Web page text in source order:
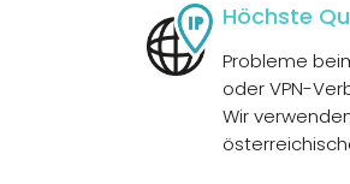
Höchste
Probleme
oder VPN-
Wir